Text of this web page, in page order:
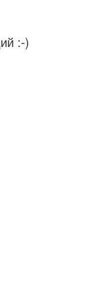
:-)